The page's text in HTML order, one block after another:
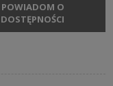
POWIADOM O
DOSTĘPNOŚCI